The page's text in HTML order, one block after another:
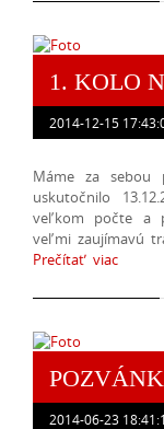
2014-12-15
Máme za sebou
uskutočnilo
veľkom počte a
veľmi zaujímavú
Prečítať viac
2014-06-23